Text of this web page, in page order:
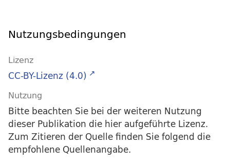
Nutzungsbedingungen
Lizenz
CC-BY-Lizenz (4.0)
Nutzung
Bitte beachten Sie bei der weiteren Nutzung
dieser Publikation die hier aufgeführte Lizenz.
Zum Zitieren der Quelle finden Sie folgend die
empfohlene Quellenangabe.